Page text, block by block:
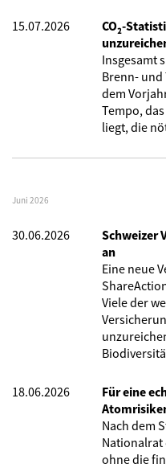
15.07.2026
CO₂-
Insgesamt
Brenn-
dem
Tempo,
liegt, die
Juni 2026
30.06.2026
Schweizer
an
Eine neue
Viele der
18.06.2026
Für eine
Nach dem
Nationalrat
ohne die